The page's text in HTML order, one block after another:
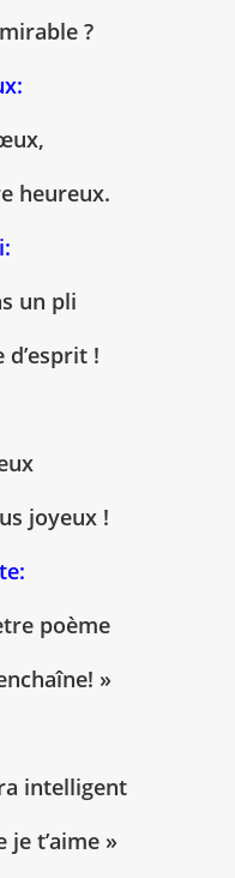
?
heureux.
un pli
d’esprit !
joyeux !
:
poème
»
intelligent
t’aime »